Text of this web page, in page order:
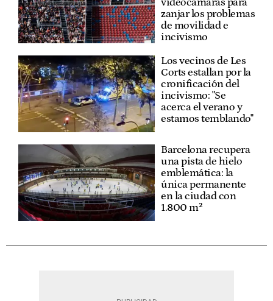
videocámaras para
zanjar los problemas
de movilidad e
incivismo
Los vecinos de Les
Corts estallan por la
cronificación del
incivismo: "Se
acerca el verano y
estamos temblando"
Barcelona recupera
una pista de hielo
emblemática: la
única permanente
en la ciudad con
1.800 m²